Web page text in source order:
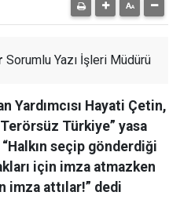
Sorumlu Yazı İşleri Müdürü
Yardımcısı Hayati Çetin,
Türkiye” yasa
seçip gönderdiği
için imza atmazken
imza attılar!” dedi